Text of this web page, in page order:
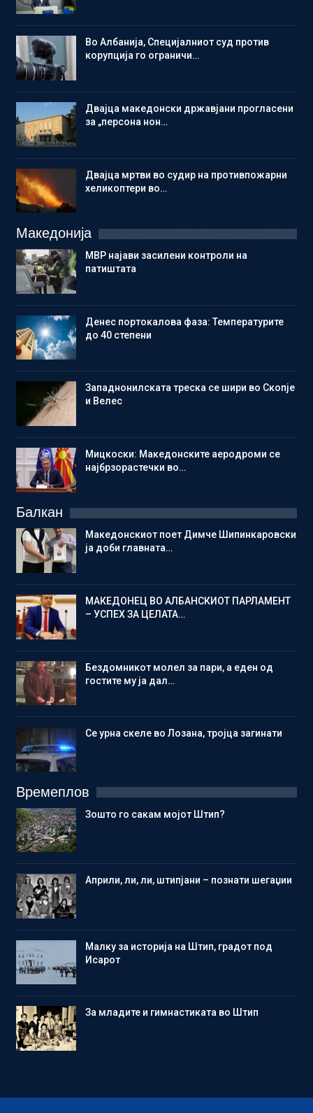
Во Албанија, Специјалниот суд против
корупција го ограничи…
Двајца македонски државјани прогласени
за „персона нон…
Двајца мртви во судир на противпожарни
хеликоптери во…
Македонија
МВР најави засилени контроли на
патиштата
Денес портокалова фаза: Температурите
до 40 степени
Западнонилската треска се шири во Скопје
и Велес
Мицкоски: Македонските аеродроми се
најбрзорастечки во…
Балкан
Македонскиот поет Димче Шипинкаровски
ја доби главната…
МАКЕДОНЕЦ ВО АЛБАНСКИОТ ПАРЛАМЕНТ
– УСПЕХ ЗА ЦЕЛАТА…
Бездомникот молел за пари, а еден од
гостите му ја дал…
Се урна скеле во Лозана, тројца загинати
Времеплов
Зошто го сакам мојот Штип?
Aприли, ли, ли, штипјани – познати шегаџии
Малку за историја на Штип, градот под
Исарот
Зa младите и гимнастиката во Штип